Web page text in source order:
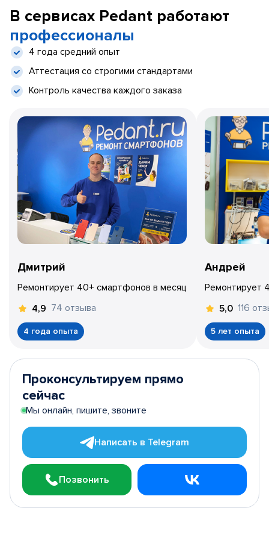
В сервисах Pedant работают
профессионалы
4 года средний опыт
Аттестация со строгими стандартами
Контроль качества каждого заказа
Дмитрий
Ремонтирует 40+ смартфонов в месяц
4,9 74 отзыва
4 года опыта
Андрей
Ремонтирует
5,0 116
5 лет опыта
Проконсультируем прямо
сейчас
Мы онлайн, пишите, звоните
Написать в Telegram
Позвонить